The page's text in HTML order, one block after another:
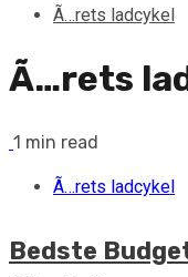
Ã…rets ladcykel
Ã…rets
1 min read
Ã…rets ladcykel
Bedste